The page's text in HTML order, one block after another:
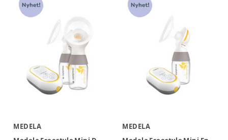
MEDELA
MEDELA